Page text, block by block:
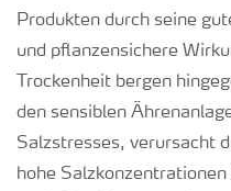
Produkten durch seine
und pflanzensichere
Trockenheit bergen
den sensiblen
Salzstresses, verursacht
hohe